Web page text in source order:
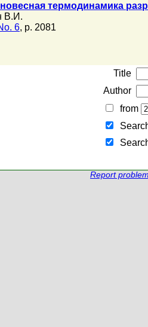
термодинамика
В.И.
6, p. 2081
Title
Author
from
Report